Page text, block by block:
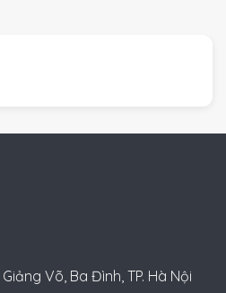
Võ, Ba Đình, TP. Hà Nội